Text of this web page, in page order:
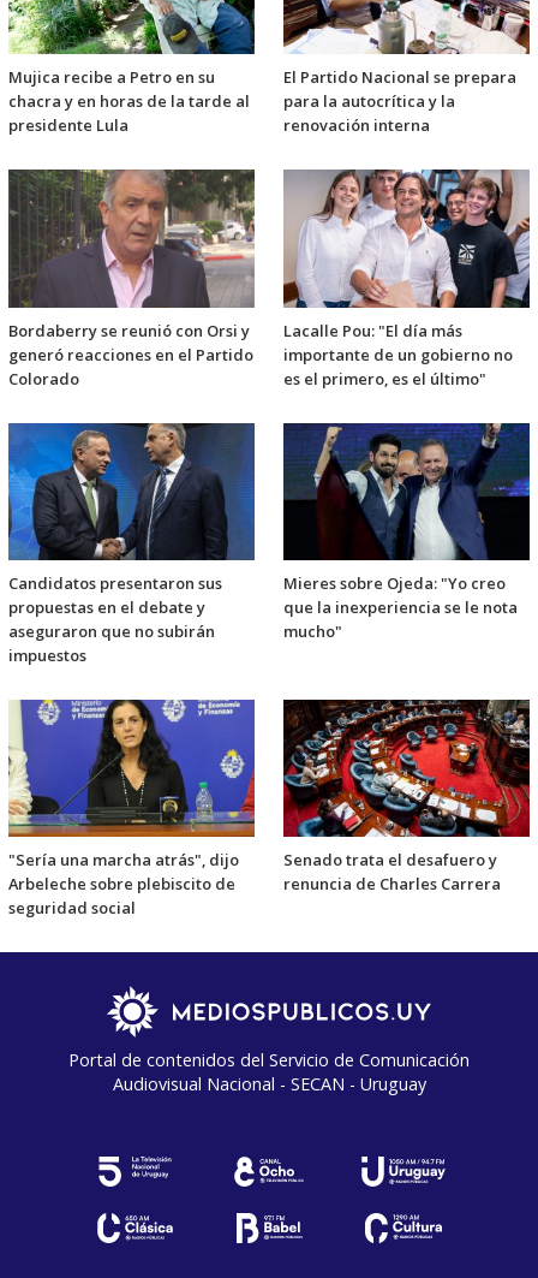
Mujica recibe a Petro en su
chacra y en horas de la tarde al
presidente Lula
El Partido Nacional se prepara
para la autocrítica y la
renovación interna
Bordaberry se reunió con Orsi y
generó reacciones en el Partido
Colorado
Lacalle Pou: "El día más
importante de un gobierno no
es el primero, es el último"
Candidatos presentaron sus
propuestas en el debate y
aseguraron que no subirán
impuestos
Mieres sobre Ojeda: "Yo creo
que la inexperiencia se le nota
mucho"
"Sería una marcha atrás", dijo
Arbeleche sobre plebiscito de
seguridad social
Senado trata el desafuero y
renuncia de Charles Carrera
Portal de contenidos del Servicio de Comunicación
Audiovisual Nacional - SECAN - Uruguay